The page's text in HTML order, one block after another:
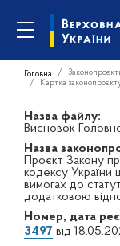
Головна
Картка
Назва файлу:
Висновок
Назва
Проєкт Закону
кодексу України
вимогах до
додатковою
Номер, дата
3497 від